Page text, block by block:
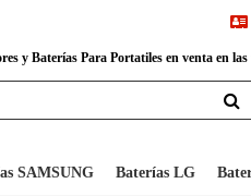
y Baterías Para Portatiles en venta en
SAMSUNG Baterías LG